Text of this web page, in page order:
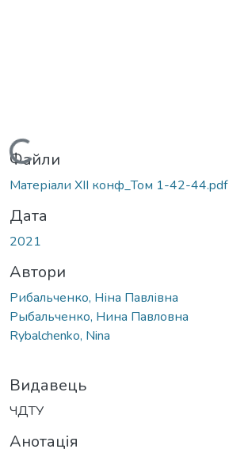
Вантажиться...
Файли
Матеріали XII конф_Том 1-42-44.pdf
Дата
2021
Автори
Рибальченко, Ніна Павлівна
Рыбальченко, Нина Павловна
Rybalchenko, Nina
Видавець
ЧДТУ
Анотація